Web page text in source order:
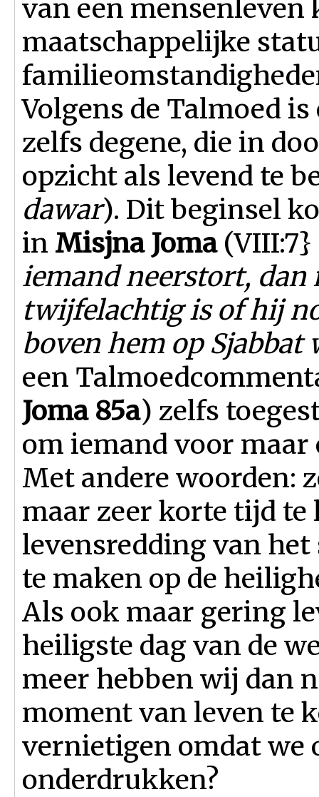
van een mensenleven
maatschappelijke
Volgens de Talmoed
zelfs degene, die in
opzicht als levend te
dawar). Dit beginsel
in Misjna Joma(VIII:7}
iemand neerstort, dan
twijfelachtig is of hij
boven hem op Sjabbat
een
Joma 85a) zelfs
om iemand voor maar
Met andere woorden:
maar zeer korte tijd
levensredding van
te maken op de
Als ook maar gering
heiligste dag van de
meer hebben wij dan
moment van leven te
vernietigen omdat
onderdrukken?